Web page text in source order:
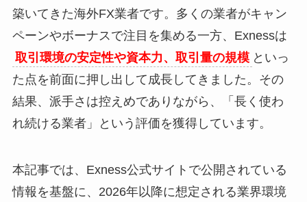
築いてきた海外FX業者です。多くの業者がキャン
ペーンやボーナスで注目を集める一方、Exnessは
取引環境の安定性や資本力、取引量の規模 といっ
た点を前面に押し出して成長してきました。その
結果、派手さは控えめでありながら、「長く使わ
れ続ける業者」という評価を獲得しています。
本記事では、Exness公式サイトで公開されている
情報を基盤に、2026年以降に想定される業界環境